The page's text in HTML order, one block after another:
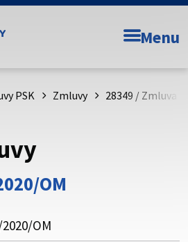
stránka Prešovského
uistite, že zdieľate informácie iba
stránku. Zabezpečená stránka
názvom domény webového sídla.
Menu
PSK Zmluvy 28349 / Zmluva
OM
OM